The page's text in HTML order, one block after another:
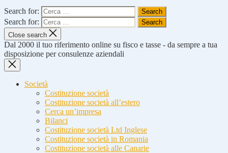
Search for:
Search for:
Close search
Dal 2000 il tuo riferimento online su fisco e tasse - da sempre a tua
disposizione per consulenze aziendali
Società
Costituzione società
Costituzione società all’estero
Cerca un’impresa
Bilanci
Costituzione società Ltd Inglese
Costituzione società in Romania
Costituzione società alle Canarie